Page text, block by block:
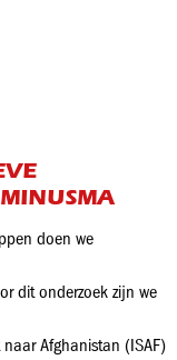
doen we
dit onderzoek zijn we
Afghanistan (ISAF)